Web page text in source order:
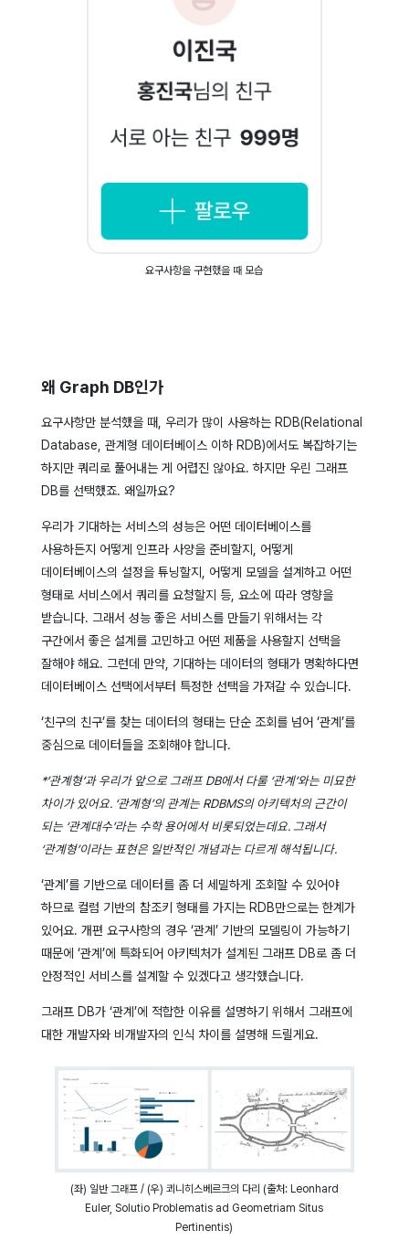
요구사항을 구현했을 때 모습
왜 Graph DB인가
요구사항만 분석했을 때, 우리가 많이 사용하는 RDB(Relational
Database, 관계형 데이터베이스 이하 RDB)에서도 복잡하기는
하지만 쿼리로 풀어내는 게 어렵진 않아요. 하지만 우린 그래프
DB를 선택했죠. 왜일까요?
우리가 기대하는 서비스의 성능은 어떤 데이터베이스를
사용하든지 어떻게 인프라 사양을 준비할지, 어떻게
데이터베이스의 설정을 튜닝할지, 어떻게 모델을 설계하고 어떤
형태로 서비스에서 쿼리를 요청할지 등, 요소에 따라 영향을
받습니다. 그래서 성능 좋은 서비스를 만들기 위해서는 각
구간에서 좋은 설계를 고민하고 어떤 제품을 사용할지 선택을
잘해야 해요. 그런데 만약, 기대하는 데이터의 형태가 명확하다면
데이터베이스 선택에서부터 특정한 선택을 가져갈 수 있습니다.
‘친구의 친구’를 찾는 데이터의 형태는 단순 조회를 넘어 ‘관계’를
중심으로 데이터들을 조회해야 합니다.
*’관계형’과 우리가 앞으로 그래프 DB에서 다룰 ‘관계’와는 미묘한
차이가 있어요. ‘관계형’의 관계는 RDBMS의 아키텍처의 근간이
되는 ‘관계대수’라는 수학 용어에서 비롯되었는데요. 그래서
‘관계형’이라는 표현은 일반적인 개념과는 다르게 해석됩니다.
‘관계’를 기반으로 데이터를 좀 더 세밀하게 조회할 수 있어야
하므로 컬럼 기반의 참조키 형태를 가지는 RDB만으로는 한계가
있어요. 개편 요구사항의 경우 ‘관계’ 기반의 모델링이 가능하기
때문에 ‘관계’에 특화되어 아키텍처가 설계된 그래프 DB로 좀 더
안정적인 서비스를 설계할 수 있겠다고 생각했습니다.
그래프 DB가 ‘관계’에 적합한 이유를 설명하기 위해서 그래프에
대한 개발자와 비개발자의 인식 차이를 설명해 드릴게요.
(좌) 일반 그래프 / (우) 쾨니히스베르크의 다리 (출처: Leonhard
Euler, Solutio Problematis ad Geometriam Situs
Pertinentis)